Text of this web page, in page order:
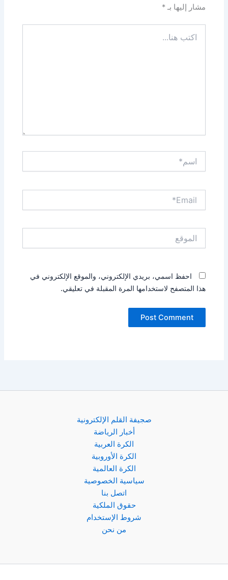
مشار إليها بـ*
هنا...
احفظ اسمي، بريدي الإلكتروني، والموقع الإلكتروني في
هذا المتصفح لاستخدامها المرة المقبلة في تعليقي.
صجيفة القلم الإلكترونية
أخبار الرياضة
الكرة العربية
الكرة الأوروبية
الكرة العالمية
سياسية الخصوصية
اتصل بنا
حقوق الملكية
شروط الإستخدام
من نحن